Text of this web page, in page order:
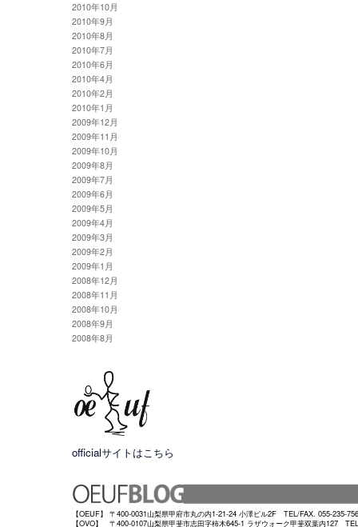
2010年10月
2010年9月
2010年8月
2010年7月
2010年6月
2010年4月
2010年2月
2010年1月
2009年12月
2009年11月
2009年10月
2009年8月
2009年7月
2009年6月
2009年5月
2009年4月
2009年3月
2009年2月
2009年1月
2008年12月
2008年11月
2008年10月
2008年9月
2008年8月
officialサイトはこちら
【OEUF】 〒400-0031山梨県甲府市丸の内1-21-24 小澤ビル2F TEL/FAX. 055-235-
【OVO】 〒400-0107山梨県甲斐市志田字柿木645-1 ラザウォーク甲斐双葉内127